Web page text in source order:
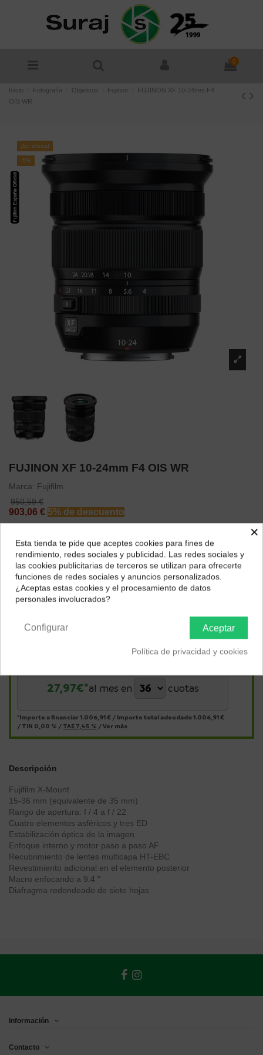
0
Inicio Fotografía Objetivos Fujinon
FUJINON XF 10-24mm F4
OIS WR
¡En oferta!
-5%
FUJINON XF 10-24mm F4 OIS WR
Marca: Fujifilm
950,59 €
903,06 € 5% de descuento
Págalo a plazos con
27,97€*al mes en cuotas
*Importe a financiar 1.006,91 € / Importe total adeudado1.006,91 €
/ TIN 0,00 % / TAE 7,45 % /Ver más
Descripción
Fujifilm X-Mount
15-36 mm (equivalente de 35 mm)
Rango de apertura: f / 4 a f / 22
Cuatro elementos asféricos y tres ED
Estabilización óptica de la imagen
Enfoque interno y motor paso a paso AF
Recubrimiento de lentes multicapa HT-EBC
Revestimiento adicional en el elemento posterior
Macro enfocando a 9.4 "
Diafragma redondeado de siete hojas
Información
Contacto
¿Dónde deseas recibir tu pedido?
Selecciona tu ubicación para mostrarte los precios e
impuestos correctos para tu región.
×
Esta tienda te pide que aceptes cookies para fines de
rendimiento, redes sociales y publicidad. Las redes sociales y
las cookies publicitarias de terceros se utilizan para ofrecerte
funciones de redes sociales y anuncios personalizados.
¿Aceptas estas cookies y el procesamiento de datos
personales involucrados?
Aceptar
Configurar
Política de privacidad y cookies